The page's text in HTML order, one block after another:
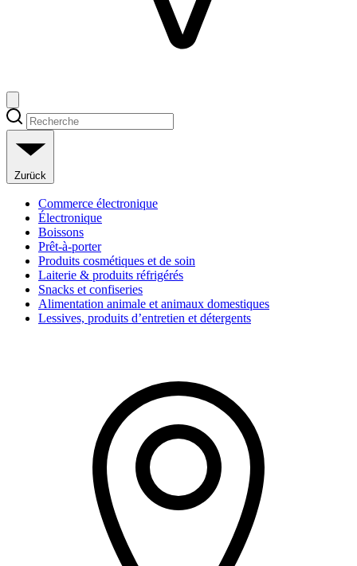
Zurück
Commerce électronique
Électronique
Boissons
Prêt-à-porter
Produits cosmétiques et de soin
Laiterie & produits réfrigérés
Snacks et confiseries
Alimentation animale et animaux domestiques
Lessives, produits d’entretien et détergents